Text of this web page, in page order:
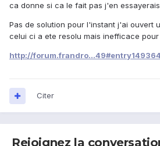
ca donne si ca le fait pas j'en
Pas de solution pour l'instant j'ai ouvert
celui ci a ete resolu mais inefficace pour
http://
Citer
Rejoignez la